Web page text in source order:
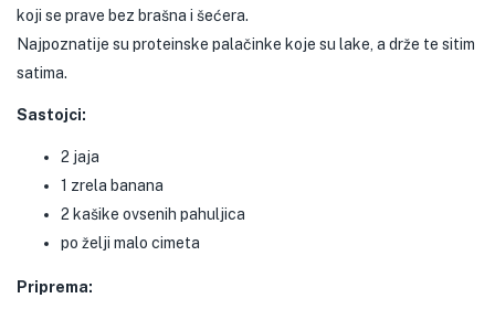
koji se prave bez brašna i šećera.
Najpoznatije su proteinske palačinke koje su lake, a drže te sitim
satima.
Sastojci:
2 jaja
1 zrela banana
2 kašike ovsenih pahuljica
po želji malo cimeta
Priprema: